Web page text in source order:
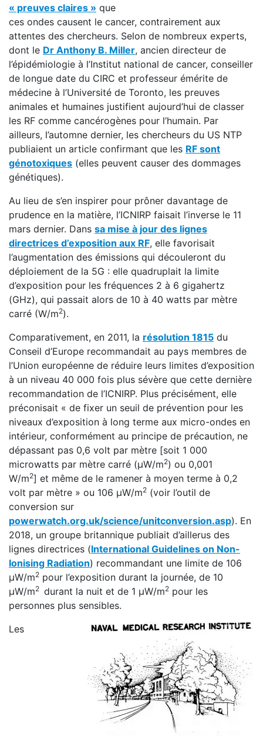
« preuves claires » que
ces ondes causent le cancer, contrairement aux
attentes des chercheurs. Selon de nombreux experts,
dont le Dr Anthony B. Miller, ancien directeur de
l’épidémiologie à l’Institut national de cancer, conseiller
de longue date du CIRC et professeur émérite de
médecine à l’Université de Toronto, les preuves
animales et humaines justifient aujourd’hui de classer
les RF comme cancérogènes pour l’humain. Par
ailleurs, l’automne dernier, les chercheurs du US NTP
publiaient un article confirmant que les RF sont
génotoxiques (elles peuvent causer des dommages
génétiques).
Au lieu de s’en inspirer pour prôner davantage de
prudence en la matière, l’ICNIRP faisait l’inverse le 11
mars dernier. Dans sa mise à jour des lignes
directrices d’exposition aux RF, elle favorisait
l’augmentation des émissions qui découleront du
déploiement de la 5G : elle quadruplait la limite
d’exposition pour les fréquences 2 à 6 gigahertz
(GHz), qui passait alors de 10 à 40 watts par mètre
carré (W/m2).
Comparativement, en 2011, la résolution 1815 du
Conseil d’Europe recommandait au pays membres de
l’Union européenne de réduire leurs limites d’exposition
à un niveau 40 000 fois plus sévère que cette dernière
recommandation de l’ICNIRP. Plus précisément, elle
préconisait « de fixer un seuil de prévention pour les
niveaux d’exposition à long terme aux micro-ondes en
intérieur, conformément au principe de précaution, ne
dépassant pas 0,6 volt par mètre [soit 1 000
microwatts par mètre carré (μW/m2) ou 0,001
W/m2] et même de le ramener à moyen terme à 0,2
volt par mètre » ou 106 μW/m2 (voir l’outil de
conversion sur
powerwatch.org.uk/science/unitconversion.asp). En
2018, un groupe britannique publiait d’aillerus des
lignes directrices (International Guidelines on Non-
Ionising Radiation) recommandant une limite de 106
μW/m2 pour l’exposition durant la journée, de 10
μW/m2 durant la nuit et de 1 μW/m2 pour les
personnes plus sensibles.
Les